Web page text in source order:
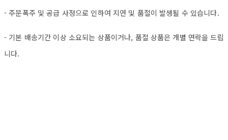
- 주문폭주 및 공급 사정으로 인하여 지연 및 품절이 발생될 수 있습니다.
- 기본 배송기간 이상 소요되는 상품이거나, 품절 상품은 개별 연락을 드립
니다.